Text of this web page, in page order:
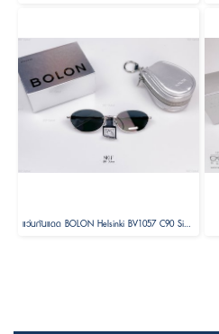
แว่นกันแดด BOLON Helsinki BV1057 C90 Size 56 ( Foldable )